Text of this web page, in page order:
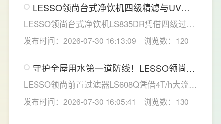
LESSO领尚台式净饮机四级精滤与UV杀
菌，构筑双重健康防线
LESSO领尚台式净饮机LS835DR凭借四级过滤
系统与稀土厚膜即热技术，为家庭直饮水场景
提供了一套兼具净化效率与使用灵活性的解决
方案。
发布时间：2026-07-30 16:13:09 浏览数：120
守护全屋用水第一道防线！LESSO领尚前
置过滤器重塑家庭净水新标准
LESSO领尚前置过滤器LS608Q凭借4T/h大流
量、40微米高效精滤、创新虹吸反冲洗技术及
智能水压监控四大核心优势，为家庭用水安全
提供了全方位的解决方案。
发布时间：2026-07-30 16:05:41 浏览数：130